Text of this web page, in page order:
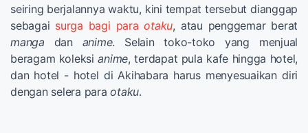
seiring berjalannya waktu, kini tempat tersebut dianggap
sebagai surga bagi paraotaku, atau penggemar berat
manga dan anime. Selain toko-toko yang menjual
beragam koleksianime, terdapat pula kafe hingga hotel,
dan hotel - hotel di Akihabara harus menyesuaikan diri
dengan selera paraotaku.